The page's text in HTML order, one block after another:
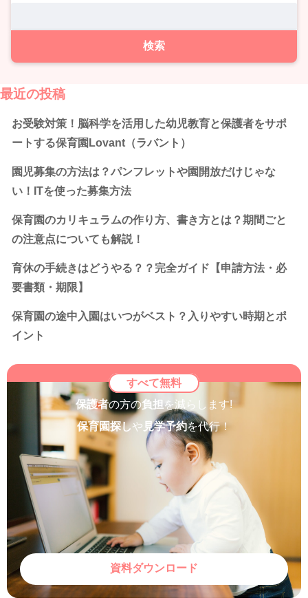
最近の投稿
お受験対策！脳科学を活用した幼児教育と保護者をサポ
ートする保育園Lovant（ラバント）
園児募集の方法は？パンフレットや園開放だけじゃな
い！ITを使った募集方法
保育園のカリキュラムの作り方、書き方とは？期間ごと
の注意点についても解説！
育休の手続きはどうやる？？完全ガイド【申請方法・必
要書類・期限】
保育園の途中入園はいつがベスト？入りやすい時期とポ
イント
すべて無料
保護者の方の負担 を減らします!
保育園探しや 見学予約を代行！
資料ダウンロード